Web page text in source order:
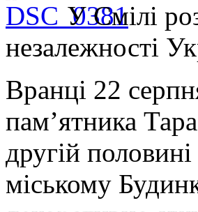
У Смілі
незалежності
Вранці 22
пам’ятника
другій
міському